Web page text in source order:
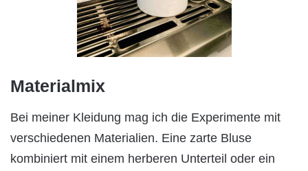
Materialmix
Bei meiner Kleidung mag ich die Experimente mit
verschiedenen Materialien. Eine zarte Bluse
kombiniert mit einem herberen Unterteil oder ein